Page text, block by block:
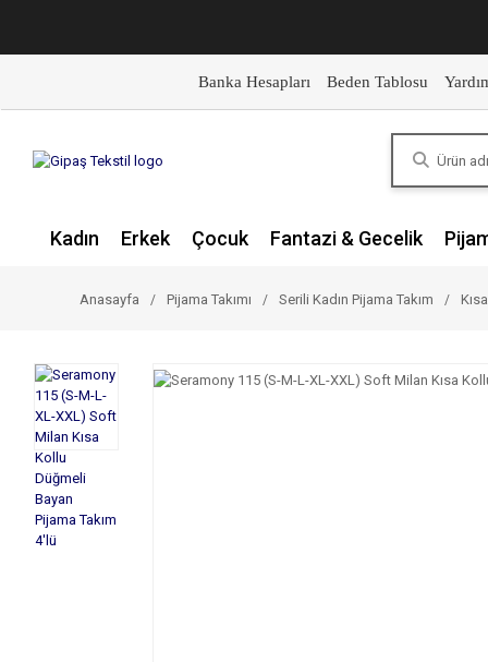
Banka Hesapları Beden Tablosu
Kadın Erkek Çocuk Fantazi & Gecelik
Anasayfa Pijama Takımı Serili Kadın Pijama Takım